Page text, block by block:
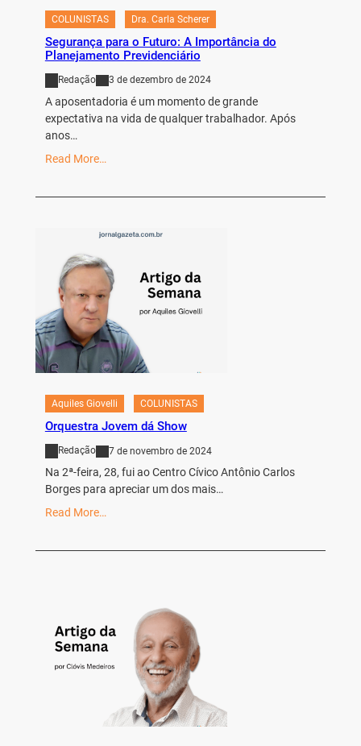
COLUNISTAS Dra. Carla Scherer
Segurança para o Futuro: A Importância do
Planejamento Previdenciário
Redação 3 de dezembro de 2024
A aposentadoria é um momento de grande
expectativa na vida de qualquer trabalhador. Após
anos…
Read More…
Aquiles Giovelli COLUNISTAS
Orquestra Jovem dá Show
Redação 7 de novembro de 2024
Na 2ª-feira, 28, fui ao Centro Cívico Antônio Carlos
Borges para apreciar um dos mais…
Read More…